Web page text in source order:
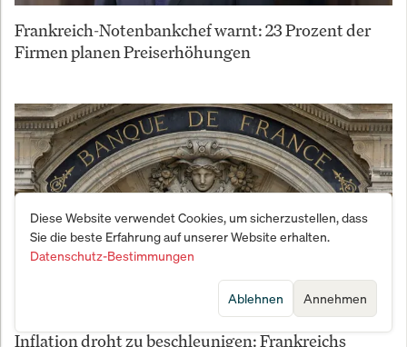
Frankreich-Notenbankchef warnt: 23 Prozent der
Firmen planen Preiserhöhungen
Inflation droht zu beschleunigen: Frankreichs
Diese Website verwendet Cookies, um sicherzustellen, dass
Sie die beste Erfahrung auf unserer Website erhalten.
Datenschutz-Bestimmungen
Annehmen
Ablehnen